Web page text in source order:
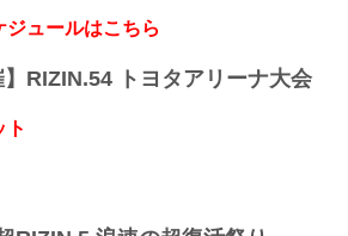
RIZIN MMAルール：5分 3R（120.0kg）
カス（LOSE）
いきます。
ュールはこちら
】RIZIN.54 トヨタアリーナ大会